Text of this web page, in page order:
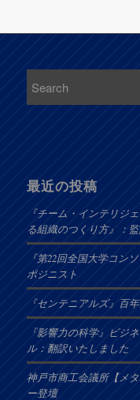
最近の投稿
『チーム・インテリジ
る組織のつくり方』：
『第22回全国大学コン
ポジニスト
『センテニアルズ』百
『影響力の科学』ビジ
ル：翻訳いたしました
神戸市商工会議所【メ
ー登壇